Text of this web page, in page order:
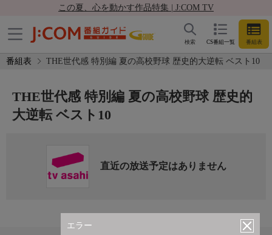
この夏、心を動かす作品特集 | J:COM TV
CS番組一覧 番組表
検索
番組表 THE世代感 特別編 夏の高校野球 歴史的大逆転 ベスト10
エラー
THE世代感 特別編 夏の高校野球 歴史的
大逆転 ベスト10
直近の放送予定はありません